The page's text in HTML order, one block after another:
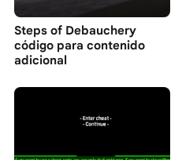
Steps of Debauchery
código para contenido
adicional